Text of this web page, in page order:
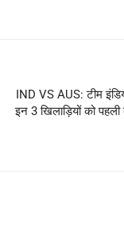
IND VS AUS: टीम
इन 3 खिलाड़ियों को